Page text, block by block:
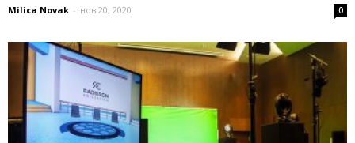
Milica Novak - нов 20, 2020 0